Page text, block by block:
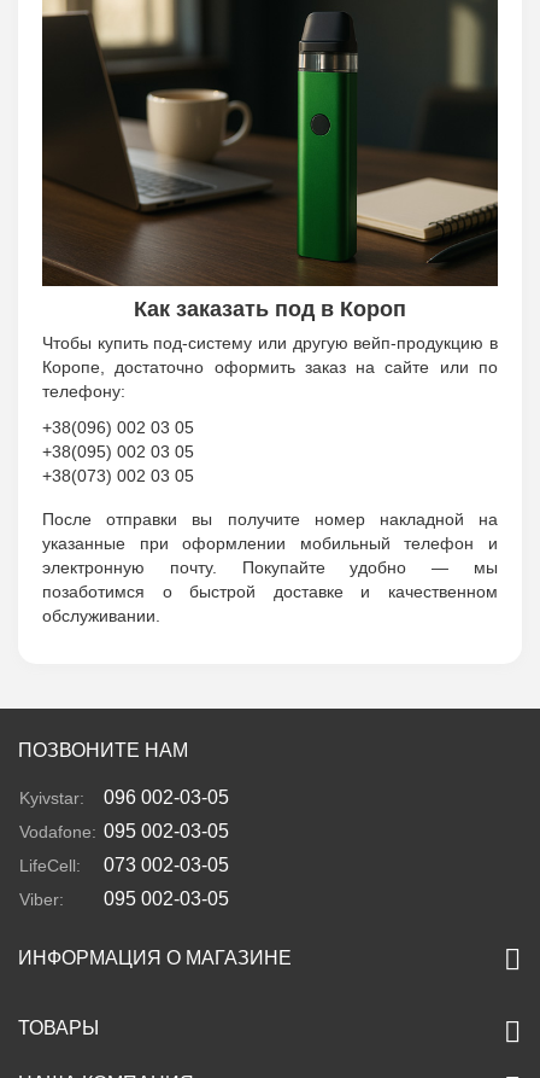
Как заказать под в Короп
Чтобы купить под-систему или другую вейп-продукцию в
Коропе, достаточно оформить заказ на сайте или по
телефону:
+38(096) 002 03 05
+38(095) 002 03 05
+38(073) 002 03 05
После отправки вы получите номер накладной на
указанные при оформлении мобильный телефон и
электронную почту. Покупайте удобно — мы
позаботимся о быстрой доставке и качественном
обслуживании.
ПОЗВОНИТЕ НАМ
Kyivstar: 096 002-03-05
Vodafone: 095 002-03-05
LifeCell: 073 002-03-05
Viber: 095 002-03-05
ИНФОРМАЦИЯ О МАГАЗИНЕ
ТОВАРЫ